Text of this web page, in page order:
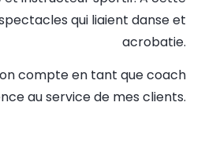
qui liaient danse et
acrobatie.
compte en tant que coach
au service de mes clients.